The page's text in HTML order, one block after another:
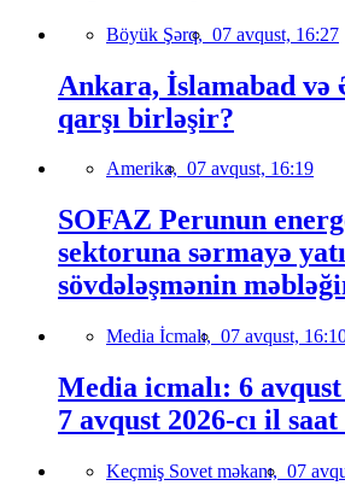
Böyük Şərq, 07 avqust, 16:27
Ankara, İslamabad
qarşı birləşir?
Amerika, 07 avqust, 16:19
SOFAZ Perunun
sektoruna sərmayə
sövdələşmənin
Media İcmalı, 07 avqust,
Media icmalı: 6
7 avqust 2026-cı il
Keçmiş Sovet məkanı, 07